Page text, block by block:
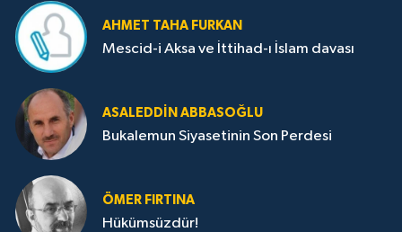
AHMET TAHA FURKAN
Mescid-i Aksa ve İttihad-ı İslam davası
ASALEDDIN ABBASOĞLU
Bukalemun Siyasetinin Son Perdesi
ÖMER FIRTINA
Hükümsüzdür!